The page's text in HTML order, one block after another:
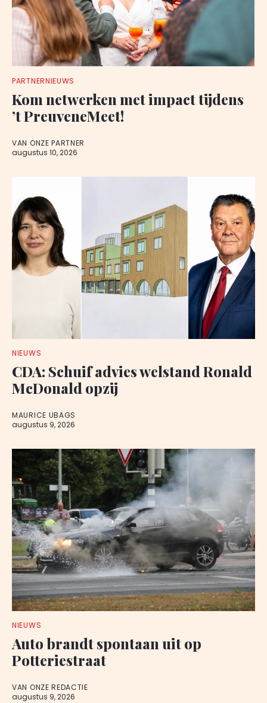
PARTNERNIEUWS
Kom netwerken met impact tijdens
’t PreuveneMeet!
VAN ONZE PARTNER
augustus 10, 2026
NIEUWS
CDA: Schuif advies welstand Ronald
McDonald opzij
MAURICE UBAGS
augustus 9, 2026
NIEUWS
Auto brandt spontaan uit op
Potteriestraat
VAN ONZE REDACTIE
augustus 9, 2026